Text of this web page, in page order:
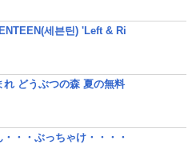
세븐틴) 'Left & Ri
れ どうぶつの森 夏の無料
・・・ぶっちゃけ・・・・